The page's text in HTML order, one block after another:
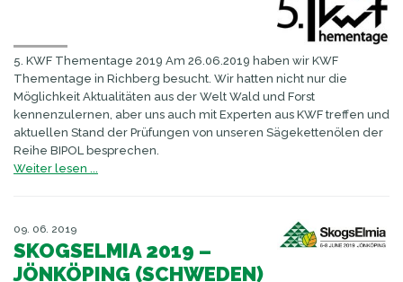
5. KWF Thementage 2019 Am 26.06.2019 haben wir KWF
Thementage in Richberg besucht. Wir hatten nicht nur die
Möglichkeit Aktualitäten aus der Welt Wald und Forst
kennenzulernen, aber uns auch mit Experten aus KWF treffen und
aktuellen Stand der Prüfungen von unseren Sägekettenölen der
Reihe BIPOL besprechen.
Weiter lesen ...
09. 06. 2019
SKOGSELMIA 2019 –
JÖNKÖPING (SCHWEDEN)